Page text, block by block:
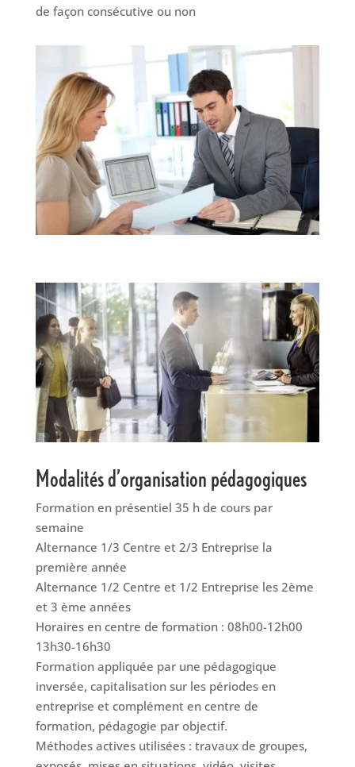
de façon consécutive ou non
Modalités d’organisation pédagogiques
Formation en présentiel 35 h de cours par
semaine
Alternance 1/3 Centre et 2/3 Entreprise la
première année
Alternance 1/2 Centre et 1/2 Entreprise les 2ème
et 3 ème années
Horaires en centre de formation : 08h00-12h00
13h30-16h30
Formation appliquée par une pédagogique
inversée, capitalisation sur les périodes en
entreprise et complément en centre de
formation, pédagogie par objectif.
Méthodes actives utilisées : travaux de groupes,